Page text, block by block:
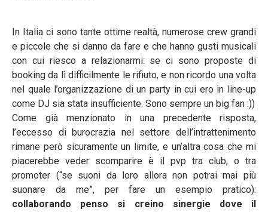
In Italia ci sono tante ottime realtà, numerose crew grandi
e piccole che si danno da fare e che hanno gusti musicali
con cui riesco a relazionarmi: se ci sono proposte di
booking da lì difficilmente le rifiuto, e non ricordo una volta
nel quale l’organizzazione di un party in cui ero in line-up
come DJ sia stata insufficiente. Sono sempre un big fan :))
Come già menzionato in una precedente risposta,
l’eccesso di burocrazia nel settore dell’intrattenimento
rimane però sicuramente un limite, e un’altra cosa che mi
piacerebbe veder scomparire è il pvp tra club, o tra
promoter (“se suoni da loro allora non potrai mai più
suonare da me”, per fare un esempio pratico):
collaborando penso si creino sinergie dove il